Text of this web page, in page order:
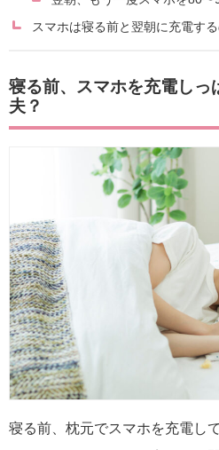
スマホは寝る前と翌朝に充電す
寝る前、スマホを充電しっ
夫？
寝る前、枕元でスマホを充電し